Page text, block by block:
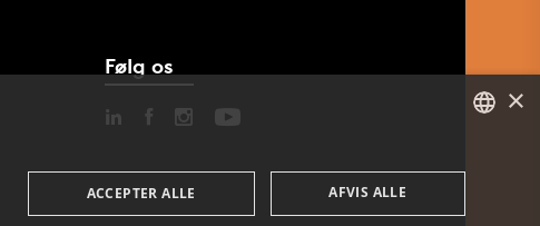
Følg os
ENGLISH
×
ACCEPTER ALLE AFVIS ALLE